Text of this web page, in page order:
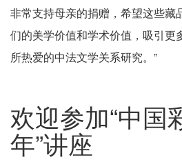
非常支持母亲的捐赠，希望这些藏
们的美学价值和学术价值，吸引更
所热爱的中法文学关系研究。”
欢迎参加“中国
年”讲座